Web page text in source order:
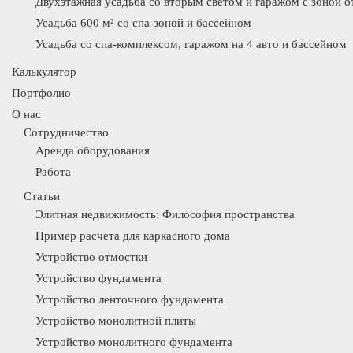
Усадьба 600 м² со спа-зоной и бассейном
Усадьба со спа-комплексом, гаражом на 4 авто и бассейном
Калькулятор
Портфолио
О нас
Сотрудничество
Аренда оборудования
Работа
Статьи
Элитная недвижимость: Философия пространства
Пример расчета для каркасного дома
Устройство отмостки
Устройство фундамента
Устройство ленточного фундамента
Устройство монолитной плиты
Устройство монолитного фундамента